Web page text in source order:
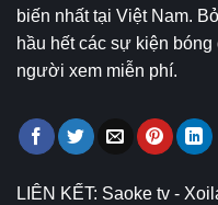
biến nhất tại Việt Nam.
hầu hết các sự kiện
người xem miễn phí.
LIÊN KẾT: Saoke tv -